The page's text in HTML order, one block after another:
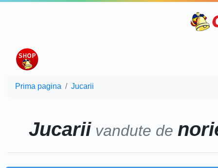
Prima pagina Jucarii
Jucariivandute de